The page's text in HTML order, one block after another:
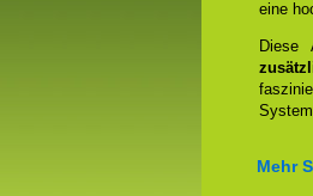
eine
Diese
Mehr